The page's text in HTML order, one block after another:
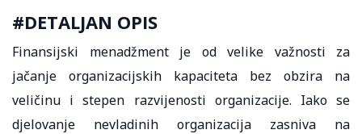
#DETALJAN OPIS
Finansijski menadžment je od velike važnosti za
jačanje organizacijskih kapaciteta bez obzira na
veličinu i stepen razvijenosti organizacije. Iako se
djelovanje nevladinih organizacija zasniva na